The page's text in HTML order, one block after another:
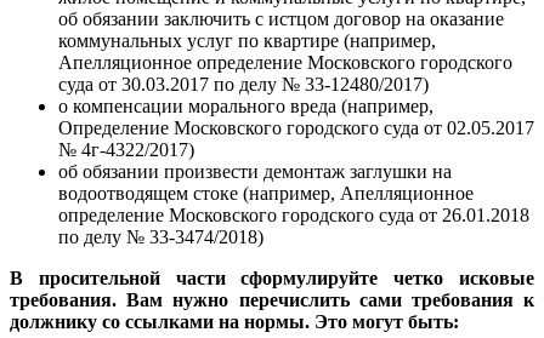
об обязании заключить с истцом договор на оказание
коммунальных услуг по квартире (например,
Апелляционное определение Московского городского
суда от 30.03.2017 по делу № 33-12480/2017)
о компенсации морального вреда (например,
Определение Московского городского суда от 02.05.2017
№ 4г-4322/2017)
об обязании произвести демонтаж заглушки на
водоотводящем стоке (например, Апелляционное
определение Московского городского суда от 26.01.2018
по делу № 33-3474/2018)
В просительной части сформулируйте четко исковые
требования. Вам нужно перечислить сами требования к
должнику со ссылками на нормы. Это могут быть: